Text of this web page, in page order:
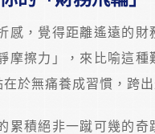
，覺得距離遙遠的
摩擦力」，來比喻這
於無痛養成習慣，跨
累積絕非一蹴可幾的